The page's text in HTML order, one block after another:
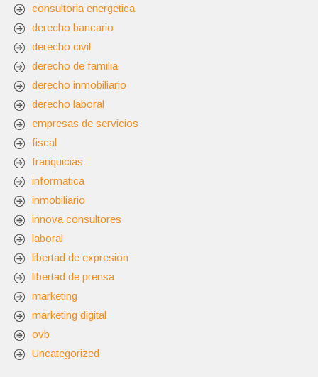
consultoria energetica
derecho bancario
derecho civil
derecho de familia
derecho inmobiliario
derecho laboral
empresas de servicios
fiscal
franquicias
informatica
inmobiliario
innova consultores
laboral
libertad de expresion
libertad de prensa
marketing
marketing digital
ovb
Uncategorized